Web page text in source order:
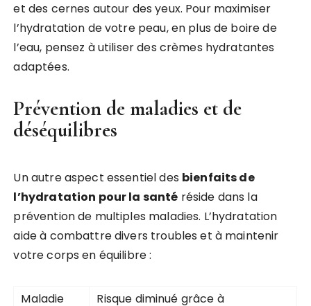
et des cernes autour des yeux. Pour maximiser
l’hydratation de votre peau, en plus de boire de
l’eau, pensez à utiliser des crèmes hydratantes
adaptées.
Prévention de maladies et de
déséquilibres
Un autre aspect essentiel des bienfaits de
l’hydratation pour la santé réside dans la
prévention de multiples maladies. L’hydratation
aide à combattre divers troubles et à maintenir
votre corps en équilibre :
Maladie
Risque diminué grâce à